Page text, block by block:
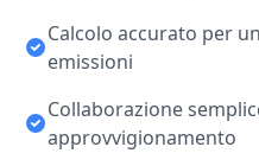
Calcolo accurato per
emissioni
Collaborazione
approvvigionamento